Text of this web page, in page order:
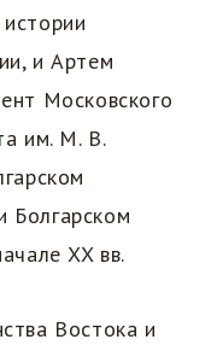
и Артем
Московского
им. М. В.
Болгарском
XX вв.
Востока и